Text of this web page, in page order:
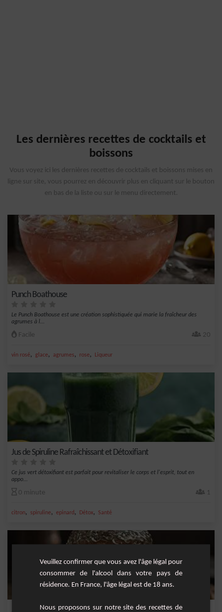
Les dernières recettes de cocktails et
boissons
Vous voyez ici les dernières recettes de cocktails et boissons mises en
ligne sur site, vous pourrez en découvrir plus en cliquant sur le bouton
en bas de la liste ou sur le menu directement.
Punch Boathouse
Le Punch Boathouse est une création sophistiquée qui marie la fraîcheur des
agrumes à l...
Facile 20
vin rosé, glace, agrumes, rose, Liqueur
Jus de Spiruline Rafraîchissant et Détoxifiant
Ce jus vert détoxifiant est parfait pour revitaliser le corps et l'esprit, tout en
appo...
0 minute 1
citron, spiruline, epinard , Détox, Santé
Veuillez confirmer que vous avez l'âge légal pour
consommer de l'alcool dans votre pays de
résidence. En France, l'âge légal est de 18 ans.
Nous proposons sur notre site des recettes de